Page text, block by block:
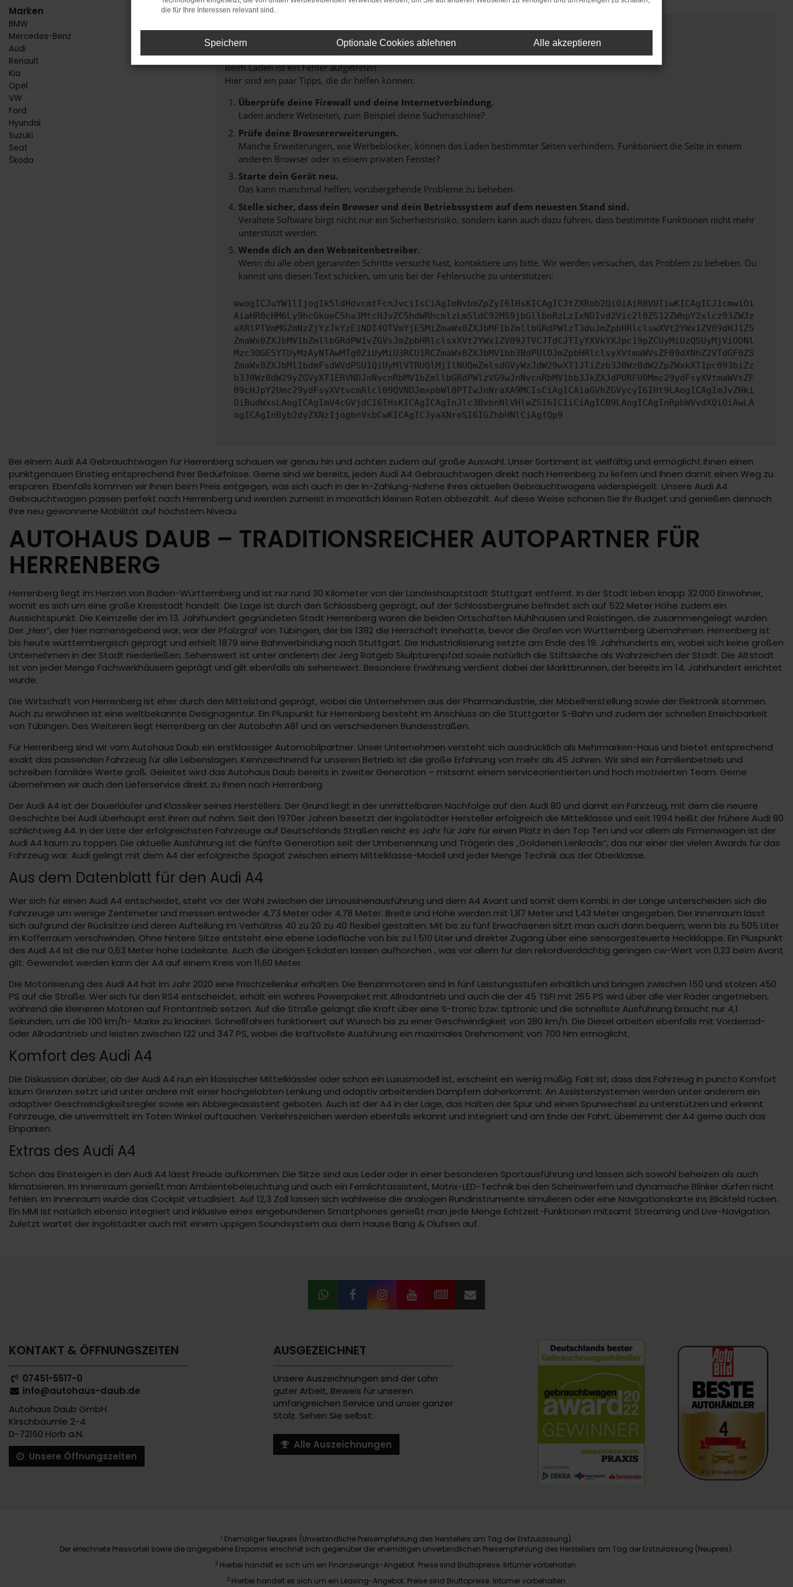
Marken
BMW
Mercedes-Benz
Audi
Renault
Kia
Opel
VW
Ford
Hyundai
Suzuki
Seat
Škoda
FEHLER: NETWORK ERROR
Beim Laden ist ein Fehler aufgetreten.
Hier sind ein paar Tipps, die dir helfen können:
Überprüfe deine Firewall und deine Internetverbindung.
Laden andere Webseiten, zum Beispiel deine Suchmaschine?
Prüfe deine Browsererweiterungen.
Manche Erweiterungen, wie Werbeblocker, können das Laden bestimmter Seiten verhindern. Funktioniert die Seite in einem
anderen Browser oder in einem privaten Fenster?
Starte dein Gerät neu.
Das kann manchmal helfen, vorübergehende Probleme zu beheben.
Stelle sicher, dass dein Browser und dein Betriebssystem auf dem neuesten Stand sind.
Veraltete Software birgt nicht nur ein Sicherheitsrisiko, sondern kann auch dazu führen, dass bestimmte Funktionen nicht mehr
unterstützt werden.
Wende dich an den Webseitenbetreiber.
Wenn du alle oben genannten Schritte versucht hast, kontaktiere uns bitte. Wir werden versuchen, das Problem zu beheben. Du
kannst uns diesen Text schicken, um uns bei der Fehlersuche zu unterstützen:
ewogICJuYW1lIjogIk5ldHdvcmtFcnJvciIsCiAgImNvbmZpZyI6IHsKICAgICJtZXRob2QiOiAiR0VUIiwKICAgICJ1cmwiOi
AiaHR0cHM6Ly9hcGkueC5ha3MtcHJvZC5hdWRhcmlzLm5ldC92MS9jbGllbnRzLzIxNDIvd2Vic2l0ZS12ZWhpY2xlcz93ZWJz
aXRlPTVmMGZmNzZjYzJkYzE1NDI4OTVmYjE5MiZmaWx0ZXJbMF1bZmllbGRdPWlzT3duJmZpbHRlclswXVt2YWx1ZV09dHJ1ZS
ZmaWx0ZXJbMV1bZmllbGRdPW1vZGVsJmZpbHRlclsxXVt2YWx1ZV09JTVCJTdCJTIyYXVkYXJpc19pZCUyMiUzQSUyMjViODNl
Mzc3OGE5YTUyMzAyNTAwMTg0ZiUyMiU3RCU1RCZmaWx0ZXJbMV1bb3BdPUlOJmZpbHRlclsyXVtmaWVsZF09dXNhZ2VTdGF0ZS
ZmaWx0ZXJbMl1bdmFsdWVdPSU1QiUyMlVTRUQlMjIlNUQmZmlsdGVyWzJdW29wXT1JTiZzb3J0WzBdW2ZpZWxkXT1pc093biZz
b3J0WzBdW29yZGVyXT1ERVNDJnNvcnRbMV1bZmllbGRdPWlzVG9wJnNvcnRbMV1bb3JkZXJdPURFU0Mmc29ydFsyXVtmaWVsZF
09cHJpY2Umc29ydFsyXVtvcmRlcl09QVNDJmxpbWl0PTIwJnNraXA9MCIsCiAgICAiaGVhZGVycyI6IHt9LAogICAgImJvZHki
OiBudWxsLAogICAgImV4cGVjdCI6IHsKICAgICAgInJlc3BvbnNlVHlwZSI6ICIiCiAgICB9LAogICAgInRpbWVvdXQiOiAwLA
ogICAgInByb2dyZXNzIjogbnVsbCwKICAgICJyaXNreSI6IGZhbHNlCiAgfQp9
Bei einem Audi A4 Gebrauchtwagen für Herrenberg schauen wir genau hin und achten zudem auf große Auswahl. Unser Sortiment ist vielfältig und ermöglicht Ihnen einen
punktgenauen Einstieg entsprechend Ihrer Bedürfnisse. Gerne sind wir bereits, jeden Audi A4 Gebrauchtwagen direkt nach Herrenberg zu liefern und Ihnen damit einen Weg zu
ersparen. Ebenfalls kommen wir Ihnen beim Preis entgegen, was sich auch in der In-Zahlung-Nahme Ihres aktuellen Gebrauchtwagens widerspiegelt. Unsere Audi A4
Gebrauchtwagen passen perfekt nach Herrenberg und werden zumeist in monatlich kleinen Raten abbezahlt. Auf diese Weise schonen Sie Ihr Budget und genießen dennoch
Ihre neu gewonnene Mobilität auf höchstem Niveau.
AUTOHAUS DAUB – TRADITIONSREICHER AUTOPARTNER FÜR
HERRENBERG
Herrenberg liegt im Herzen von Baden-Württemberg und ist nur rund 30 Kilometer von der Landeshauptstadt Stuttgart entfernt. In der Stadt leben knapp 32.000 Einwohner,
womit es sich um eine große Kreisstadt handelt. Die Lage ist durch den Schlossberg geprägt, auf der Schlossbergruine befindet sich auf 522 Meter Höhe zudem ein
Aussichtspunkt. Die Keimzelle der im 13. Jahrhundert gegründeten Stadt Herrenberg waren die beiden Ortschaften Mühlhausen und Raistingen, die zusammengelegt wurden.
Der „Herr“, der hier namensgebend war, war der Pfalzgraf von Tübingen, der bis 1382 die Herrschaft innehatte, bevor die Grafen von Württemberg übernahmen. Herrenberg ist
bis heute württembergisch geprägt und erhielt 1879 eine Bahnverbindung nach Stuttgart. Die Industrialisierung setzte am Ende des 19. Jahrhunderts ein, wobei sich keine großen
Unternehmen in der Stadt niederließen. Sehenswert ist unter anderem der Jerg Ratgeb Skulpturenpfad sowie natürlich die Stiftskirche als Wahrzeichen der Stadt. Die Altstadt
ist von jeder Menge Fachwerkhäusern geprägt und gilt ebenfalls als sehenswert. Besondere Erwähnung verdient dabei der Marktbrunnen, der bereits im 14. Jahrhundert errichtet
wurde.
Die Wirtschaft von Herrenberg ist eher durch den Mittelstand geprägt, wobei die Unternehmen aus der Pharmaindustrie, der Möbelherstellung sowie der Elektronik stammen.
Auch zu erwähnen ist eine weltbekannte Designagentur. Ein Pluspunkt für Herrenberg besteht im Anschluss an die Stuttgarter S-Bahn und zudem der schnellen Erreichbarkeit
von Tübingen. Des Weiteren liegt Herrenberg an der Autobahn A81 und an verschiedenen Bundesstraßen.
Für Herrenberg sind wir vom Autohaus Daub ein erstklassiger Automobilpartner. Unser Unternehmen versteht sich ausdrücklich als Mehrmarken-Haus und bietet entsprechend
exakt das passenden Fahrzeug für alle Lebenslagen. Kennzeichnend für unseren Betrieb ist die große Erfahrung von mehr als 45 Jahren. Wir sind ein Familienbetrieb und
schreiben familiäre Werte groß. Geleitet wird das Autohaus Daub bereits in zweiter Generation – mitsamt einem serviceorientierten und hoch motivierten Team. Gerne
übernehmen wir auch den Lieferservice direkt zu Ihnen nach Herrenberg.
Der Audi A4 ist der Dauerläufer und Klassiker seines Herstellers. Der Grund liegt in der unmittelbaren Nachfolge auf den Audi 80 und damit ein Fahrzeug, mit dem die neuere
Geschichte bei Audi überhaupt erst ihren auf nahm. Seit den 1970er Jahren besetzt der Ingolstädter Hersteller erfolgreich die Mittelklasse und seit 1994 heißt der frühere Audi 80
schlichtweg A4. In der Liste der erfolgreichsten Fahrzeuge auf Deutschlands Straßen reicht es Jahr für Jahr für einen Platz in den Top Ten und vor allem als Firmenwagen ist der
Audi A4 kaum zu toppen. Die aktuelle Ausführung ist die fünfte Generation seit der Umbenennung und Trägerin des „Goldenen Lenkrads“, das nur einer der vielen Awards für das
Fahrzeug war. Audi gelingt mit dem A4 der erfolgreiche Spagat zwischen einem Mittelklasse-Modell und jeder Menge Technik aus der Oberklasse.
Aus dem Datenblatt für den Audi A4
Wer sich für einen Audi A4 entscheidet, steht vor der Wahl zwischen der Limousinenausführung und dem A4 Avant und somit dem Kombi. In der Länge unterscheiden sich die
Fahrzeuge um wenige Zentimeter und messen entweder 4,73 Meter oder 4,78 Meter. Breite und Höhe werden mit 1,87 Meter und 1,43 Meter angegeben. Der Innenraum lässt
sich aufgrund der Rücksitze und deren Aufteilung im Verhältnis 40 zu 20 zu 40 flexibel gestalten. Mit bis zu fünf Erwachsenen sitzt man auch dann bequem, wenn bis zu 505 Liter
im Kofferraum verschwinden. Ohne hintere Sitze entsteht eine ebene Ladefläche von bis zu 1.510 Liter und direkter Zugang über eine sensorgesteuerte Heckklappe. Ein Pluspunkt
des Audi A4 ist die nur 0,63 Meter hohe Ladekante. Auch die übrigen Eckdaten lassen aufhorchen , was vor allem für den rekordverdächtig geringen cw-Wert von 0,23 beim Avant
gilt. Gewendet werden kann der A4 auf einem Kreis von 11,60 Meter.
Die Motorisierung des Audi A4 hat im Jahr 2020 eine Frischzellenkur erhalten. Die Benzinmotoren sind in fünf Leistungsstufen erhältlich und bringen zwischen 150 und stolzen 450
PS auf die Straße. Wer sich für den RS4 entscheidet, erhält ein wahres Powerpaket mit Allradantrieb und auch die der 45 TSFI mit 265 PS wird über alle vier Räder angetrieben,
während die kleineren Motoren auf Frontantrieb setzen. Auf die Straße gelangt die Kraft über eine S-tronic bzw. tiptronic und die schnellste Ausführung braucht nur 4,1
Sekunden, um die 100 km/h- Marke zu knacken. Schnellfahren funktioniert auf Wunsch bis zu einer Geschwindigkeit von 280 km/h. Die Diesel arbeiten ebenfalls mit Vorderrad-
oder Allradantrieb und leisten zwischen 122 und 347 PS, wobei die kraftvollste Ausführung ein maximales Drehmoment von 700 Nm ermöglicht.
Komfort des Audi A4
Die Diskussion darüber, ob der Audi A4 nun ein klassischer Mittelklässler oder schon ein Luxusmodell ist, erscheint ein wenig müßig. Fakt ist, dass das Fahrzeug in puncto Komfort
kaum Grenzen setzt und unter andere mit einer hochgelobten Lenkung und adaptiv arbeitenden Dämpfern daherkommt. An Assistenzystemen werden unter anderem ein
adaptiver Geschwindigkeitsregler sowie ein Abbiegeassistent geboten. Auch ist der A4 in der Lage, das Halten der Spur und einen Spurwechsel zu unterstützen und erkennt
Fahrzeuge, die unvermittelt im Toten Winkel auftauchen. Verkehrszeichen werden ebenfalls erkannt und integriert und am Ende der Fahrt, übernimmt der A4 gerne auch das
Einparken.
Extras des Audi A4
Schon das Einsteigen in den Audi A4 lässt Freude aufkommen. Die Sitze sind aus Leder oder in einer besonderen Sportausführung und lassen sich sowohl beheizen als auch
klimatisieren. Im Innenraum genießt man Ambientebeleuchtung und auch ein Fernlichtassistent, Matrix-LED-Technik bei den Scheinwerfern und dynamische Blinker dürfen nicht
fehlen. Im Innenraum wurde das Cockpit virtualisiert. Auf 12,3 Zoll lassen sich wahlweise die analogen Rundinstrumente simulieren oder eine Navigationskarte ins Blickfeld rücken.
Ein MMI ist natürlich ebenso integriert und inklusive eines eingebundenen Smartphones genießt man jede Menge Echtzeit-Funktionen mitsamt Streaming und Live-Navigation.
Zuletzt wartet der Ingolstädter auch mit einem üppigen Soundsystem aus dem Hause Bang & Olufsen auf.
KONTAKT & ÖFFNUNGSZEITEN
07451-5517-0
info@autohaus-daub.de
Autohaus Daub GmbH
Kirschbäumle 2-4
D-72160 Horb a.N.
Unsere Öffnungszeiten
AUSGEZEICHNET
Unsere Auszeichnungen sind der Lohn
guter Arbeit, Beweis für unseren
umfangreichen Service und unser ganzer
Stolz. Sehen Sie selbst:
Alle Auszeichnungen
1 Ehemaliger Neupreis (Unverbindliche Preisempfehlung des Herstellers am Tag der Erstzulassung).
Der errechnete Preisvorteil sowie die angegebene Ersparnis errechnet sich gegenüber der ehemaligen unverbindlichen Preisempfehlung des Herstellers am Tag der Erstzulassung (Neupreis).
2 Hierbei handelt es sich um ein Finanzierungs-Angebot. Preise sind Bruttopreise. Irrtümer vorbehalten.
3 Hierbei handelt es sich um ein Leasing-Angebot. Preise sind Bruttopreise. Irrtümer vorbehalten.
die für Ihre Interessen relevant sind.
Speichern Optionale Cookies ablehnen Alle akzeptieren